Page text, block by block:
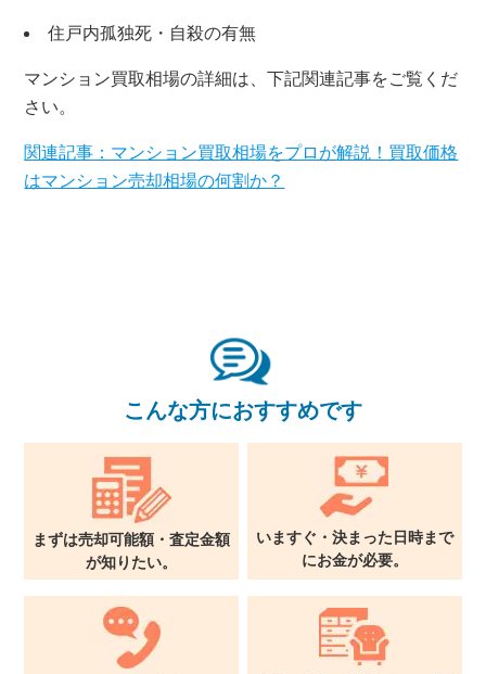
東京本社 0120-900-881
関西支社 0120-711-018
住戸内孤独死・自殺の有無
マンション買取相場の詳細は、下記関連記事をご覧くだ
さい。
関連記事：マンション買取相場をプロが解説！買取価格
はマンション売却相場の何割か？
こんな方におすすめです
まずは売却可能額・査定金額
が知りたい。
いますぐ・決まった日時まで
にお金が必要。